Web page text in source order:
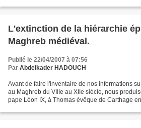
L'extinction de la hiérarchie
Maghreb médiéval.
Publié le 22/04/2007 à 07:56
Par Abdelkader HADOUCH
Avant de faire l'inventaire de nos informations
au Maghreb du VIIIe au XIIe siècle, nous
pape Léon IX, à Thomas évêque de Carthage